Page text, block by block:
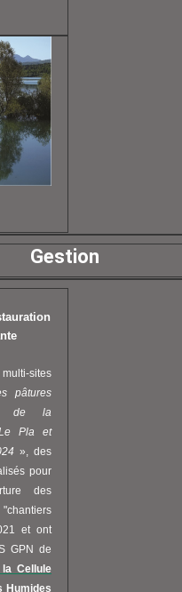
Gestion
sites
pâtures
de la
Le Pla et
», des
pour
des
et ont
GPN de
Cellule
Humides